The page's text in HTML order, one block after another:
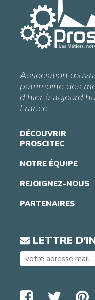
Association
patrimoine des
d’hier à
France.
DÉCOUVRIR
PROSCITEC
NOTRE ÉQUIPE
REJOIGNEZ-NOUS
PARTENAIRES
LETTRE